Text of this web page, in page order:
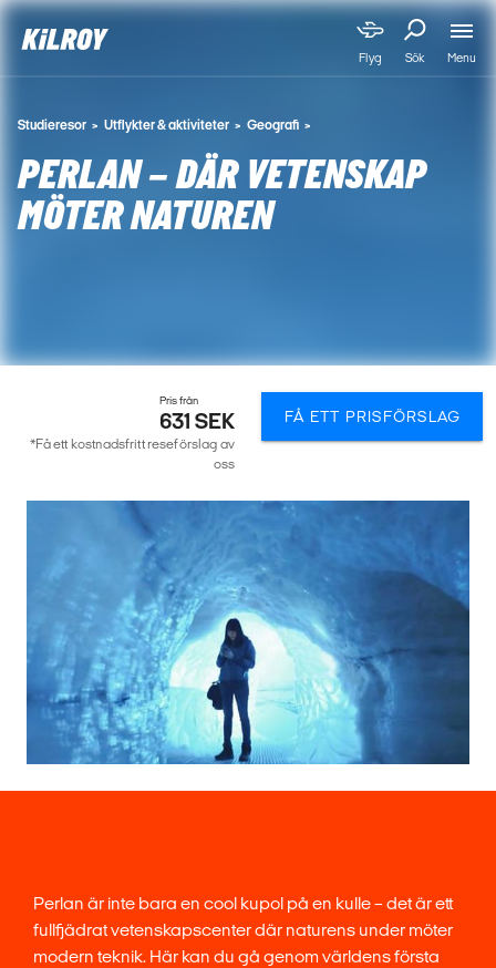
Flyg Sök Menu
Studieresor Utflykter & aktiviteter Geografi
PERLAN – DÄR VETENSKAP
MÖTER NATUREN
Perlan är inte bara en cool kupol på en kulle – det är ett
fullfjädrat vetenskapscenter där naturens under möter
modern teknik. Här kan du gå genom världens första
Pris från
631 SEK
*Få ett kostnadsfritt reseförslag av
oss
FÅ ETT PRISFÖRSLAG